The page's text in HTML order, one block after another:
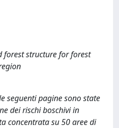
forest structure for forest
seguenti pagine sono state
dei rischi boschivi in
concentrata su 50 aree di